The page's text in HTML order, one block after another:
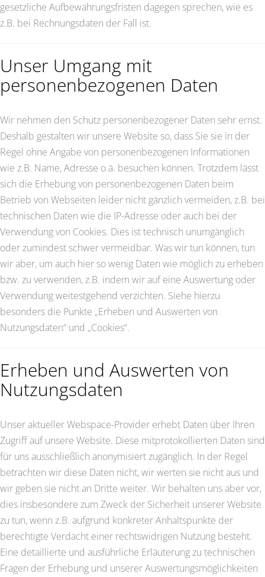
gesetzliche Aufbewahrungsfristen dagegen sprechen, wie es
z.B. bei Rechnungsdaten der Fall ist.
Unser Umgang mit
personenbezogenen Daten
Wir nehmen den Schutz personenbezogener Daten sehr ernst.
Deshalb gestalten wir unsere Website so, dass Sie sie in der
Regel ohne Angabe von personenbezogenen Informationen
wie z.B. Name, Adresse o.ä. besuchen können. Trotzdem lässt
sich die Erhebung von personenbezogenen Daten beim
Betrieb von Webseiten leider nicht gänzlich vermeiden, z.B. bei
technischen Daten wie die IP-Adresse oder auch bei der
Verwendung von Cookies. Dies ist technisch unumgänglich
oder zumindest schwer vermeidbar. Was wir tun können, tun
wir aber, um auch hier so wenig Daten wie möglich zu erheben
bzw. zu verwenden, z.B. indem wir auf eine Auswertung oder
Verwendung weitestgehend verzichten. Siehe hierzu
besonders die Punkte „Erheben und Auswerten von
Nutzungsdaten“ und „Cookies“.
Erheben und Auswerten von
Nutzungsdaten
Unser aktueller Webspace-Provider erhebt Daten über Ihren
Zugriff auf unsere Website. Diese mitprotokollierten Daten sind
für uns ausschließlich anonymisiert zugänglich. In der Regel
betrachten wir diese Daten nicht, wir werten sie nicht aus und
wir geben sie nicht an Dritte weiter. Wir behalten uns aber vor,
dies insbesondere zum Zweck der Sicherheit unserer Website
zu tun, wenn z.B. aufgrund konkreter Anhaltspunkte der
berechtigte Verdacht einer rechtswidrigen Nutzung besteht.
Eine detaillierte und ausführliche Erläuterung zu technischen
Fragen der Erhebung und unserer Auswertungsmöglichkeiten